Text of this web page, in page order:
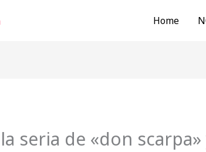
Home
la seria de «don